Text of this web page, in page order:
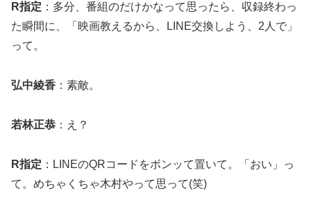
R指定 ：多分、番組のだけかなって思ったら、収録終わっ
た瞬間に、「映画教えるから、LINE交換しよう、2人で」
って。
弘中綾香 ：素敵。
若林正恭 ：え？
R指定 ：LINEのQRコードをボンッて置いて。「おい」っ
て。めちゃくちゃ木村やって思って(笑)